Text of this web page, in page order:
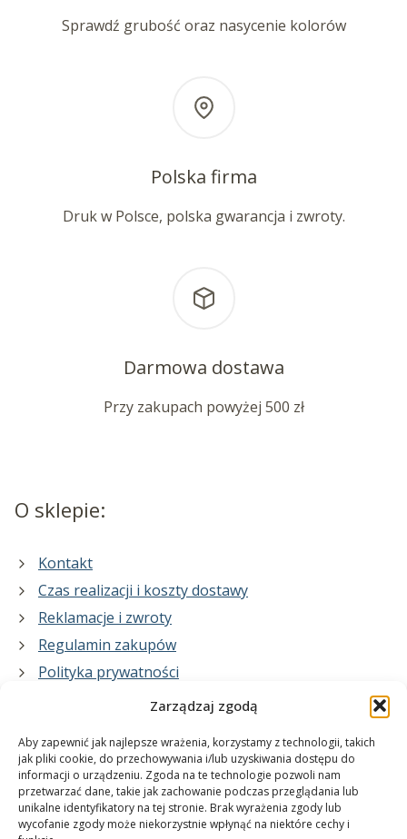
Zarządzaj zgodą
Aby zapewnić jak najlepsze wrażenia, korzystamy z technologii, takich
jak pliki cookie, do przechowywania i/lub uzyskiwania dostępu do
informacji o urządzeniu. Zgoda na te technologie pozwoli nam
przetwarzać dane, takie jak zachowanie podczas przeglądania lub
unikalne identyfikatory na tej stronie. Brak wyrażenia zgody lub
wycofanie zgody może niekorzystnie wpłynąć na niektóre cechy i
Sprawdź grubość oraz nasycenie kolorów
Polska firma
Druk w Polsce, polska gwarancja i zwroty.
Darmowa dostawa
Przy zakupach powyżej 500 zł
O sklepie:
Kontakt
Czas realizacji i koszty dostawy
Reklamacje i zwroty
Regulamin zakupów
Polityka prywatności
Co zrobimy dla Ciebie:
projekty plakatów na zamówienie
wydrukuj swój plakat